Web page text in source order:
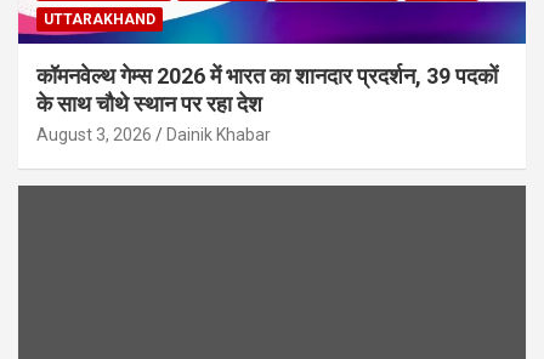
UTTARAKHAND
कॉमनवेल्थ गेम्स 2026 में भारत का शानदार प्रदर्शन, 39 पदकों
के साथ चौथे स्थान पर रहा देश
August 3, 2026 Dainik Khabar